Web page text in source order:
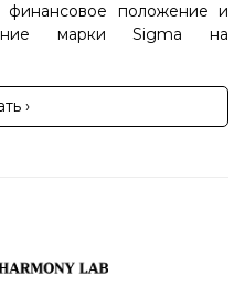
финансовое положение и
марки Sigma на
›